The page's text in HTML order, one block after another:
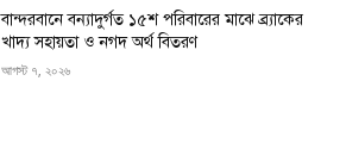
বান্দরবানে বন্যাদুর্গত ১৫শ পরিবারের মাঝে ব্র্যাকের
খাদ্য সহায়তা ও নগদ অর্থ বিতরণ
আগস্ট ৭, ২০২৬